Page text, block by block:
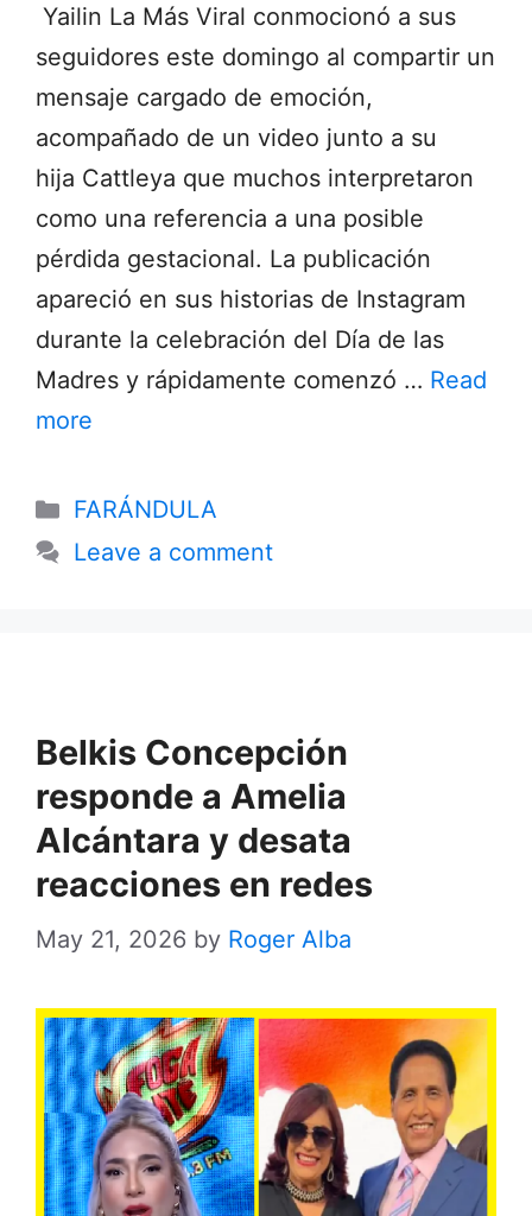
Yailin La Más Viral conmocionó a sus
seguidores este domingo al compartir un
mensaje cargado de emoción,
acompañado de un video junto a su
hija Cattleya que muchos interpretaron
como una referencia a una posible
pérdida gestacional. La publicación
apareció en sus historias de Instagram
durante la celebración del Día de las
Madres y rápidamente comenzó … Read
more
Categories
FARÁNDULA
Leave a comment
Belkis Concepción
responde a Amelia
Alcántara y desata
reacciones en redes
May 21, 2026 by Roger Alba